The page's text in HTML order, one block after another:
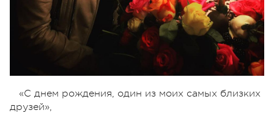
«С днем рождения, один из моих самых близких
друзей»,